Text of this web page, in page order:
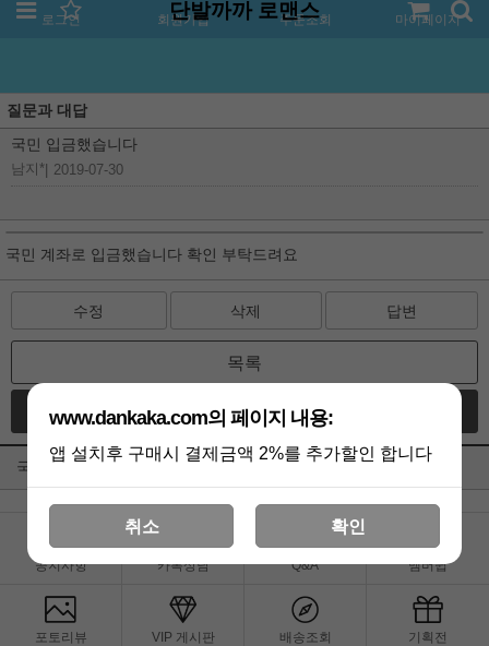
로그인 회원가입 주문조회 마이페이지
단발까까 로맨스
질문과 대답
국민 입금했습니다
남지* 2019-07-30
국민 계좌로 입금했습니다 확인 부탁드려요
수정 삭제 답변
목록
글쓰기
국민 입금했습니다
공지사항 카톡상담 Q&A 멤버쉽
포토리뷰 VIP 게시판 배송조회 기획전
www.dankaka.com의 페이지 내용:
앱 설치후 구매시 결제금액 2%를 추가할인 합니다
취소 확인